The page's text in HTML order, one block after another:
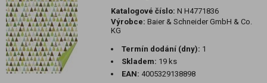
Katalogové číslo: N H4771836
Výrobce: Baier & Schneider GmbH & Co.
KG
Termín dodání (dny): 1
Skladem: 19 ks
EAN: 4005329138898